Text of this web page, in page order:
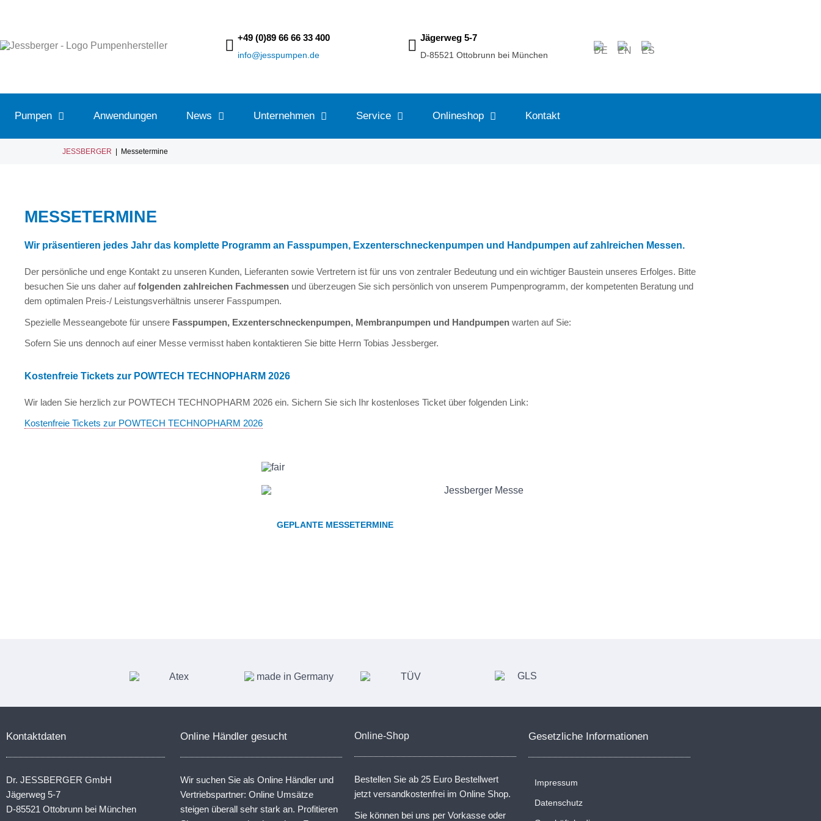
+49 (0)89 66 66 33 400
info@jesspumpen.de
Jägerweg 5-7
D-85521 Ottobrunn bei München
Pumpen Anwendungen News Unternehmen Service Onlineshop Kontakt
JESSBERGER Messetermine
MESSETERMINE
Wir präsentieren jedes Jahr das komplette Programm an Fasspumpen, Exzenterschneckenpumpen und Handpumpen auf zahlreichen Messen.
Der persönliche und enge Kontakt zu unseren Kunden, Lieferanten sowie Vertretern ist für uns von zentraler Bedeutung und ein wichtiger Baustein unseres Erfolges. Bitte
besuchen Sie uns daher auffolgenden zahlreichen Fachmessen und überzeugen Sie sich persönlich von unserem Pumpenprogramm, der kompetenten Beratung und
dem optimalen Preis-/ Leistungsverhältnis unserer Fasspumpen.
Spezielle Messeangebote für unsere Fasspumpen, Exzenterschneckenpumpen, Membranpumpen und Handpumpen warten auf Sie:
Sofern Sie uns dennoch auf einer Messe vermisst haben kontaktieren Sie bitte Herrn Tobias Jessberger.
Kostenfreie Tickets zur POWTECH TECHNOPHARM 2026
Wir laden Sie herzlich zur POWTECH TECHNOPHARM 2026 ein. Sichern Sie sich Ihr kostenloses Ticket über folgenden Link:
Kostenfreie Tickets zur POWTECH TECHNOPHARM 2026
GEPLANTE MESSETERMINE
Kontaktdaten
Dr. JESSBERGER GmbH
Jägerweg 5-7
D-85521 Ottobrunn bei München
Online Händler gesucht
Wir suchen Sie als Online Händler und
Vertriebspartner: Online Umsätze
steigen überall sehr stark an. Profitieren
Online-Shop
Bestellen Sie ab 25 Euro Bestellwert
jetzt versandkostenfrei im Online Shop.
Sie können bei uns per Vorkasse oder
Gesetzliche Informationen
Impressum
Datenschutz